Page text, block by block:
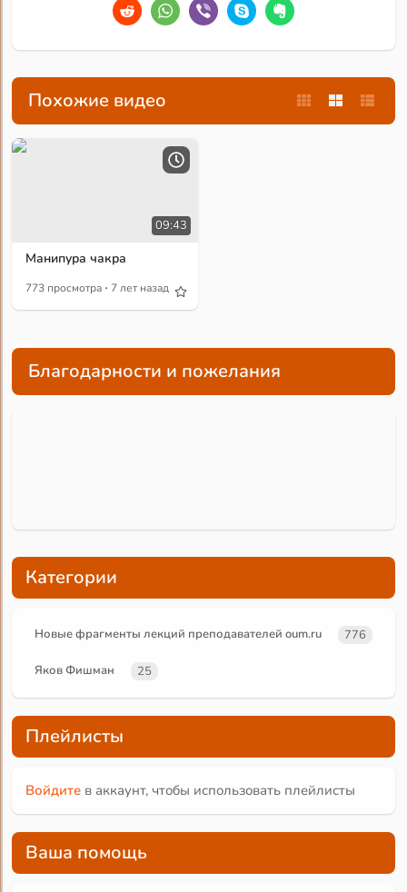
Похожие видео
09:43
Манипура чакра
773 просмотра · 7 лет назад
Благодарности и пожелания
Категории
Новые фрагменты лекций преподавателей oum.ru 776
Яков Фишман 25
Плейлисты
Войдите в аккаунт, чтобы использовать плейлисты
Ваша помощь